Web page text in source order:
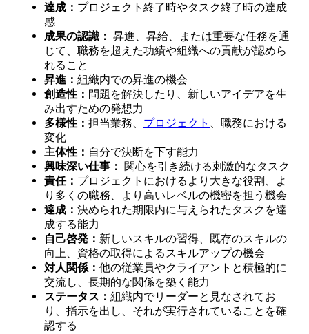
達成： プロジェクト終了時やタスク終了時の達成
感
成果の認識： 昇進、昇給、または重要な任務を通
じて、職務を超えた功績や組織への貢献が認めら
れること
昇進： 組織内での昇進の機会
創造性： 問題を解決したり、新しいアイデアを生
み出すための発想力
多様性： 担当業務、 プロジェクト 、職務における
変化
主体性： 自分で決断を下す能力
興味深い仕事： 関心を引き続ける刺激的なタスク
責任： プロジェクトにおけるより大きな役割、よ
り多くの職務、より高いレベルの機密を担う機会
達成： 決められた期限内に与えられたタスクを達
成する能力
自己啓発： 新しいスキルの習得、既存のスキルの
向上、資格の取得によるスキルアップの機会
対人関係： 他の従業員やクライアントと積極的に
交流し、長期的な関係を築く能力
ステータス： 組織内でリーダーと見なされてお
り、指示を出し、それが実行されていることを確
認する